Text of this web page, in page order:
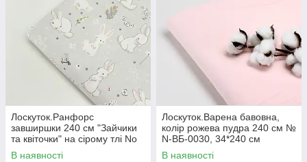
Лоскуток.Ранфорс
завширшки 240 см "Зайчики
та квіточки" на сірому тлі No
3246, 86*240 см
В наявності
Лоскуток.Варена бавовна,
колір рожева пудра 240 см №
N-ВБ-0030, 34*240 см
В наявності